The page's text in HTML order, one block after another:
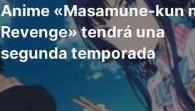
Anime «Masamune-kun
Revenge» tendrá una
segunda temporada